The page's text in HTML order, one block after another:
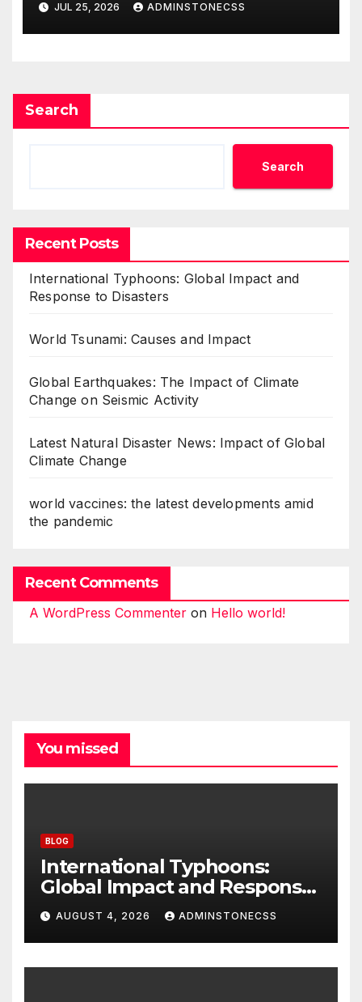
JUL 25, 2026 ADMINSTONECSS
Search
Search
Recent Posts
International Typhoons: Global Impact and
Response to Disasters
World Tsunami: Causes and Impact
Global Earthquakes: The Impact of Climate
Change on Seismic Activity
Latest Natural Disaster News: Impact of Global
Climate Change
world vaccines: the latest developments amid
the pandemic
Recent Comments
A WordPress Commenter on Hello world!
You missed
BLOG
International Typhoons:
Global Impact and Response
to Disasters
AUGUST 4, 2026 ADMINSTONECSS